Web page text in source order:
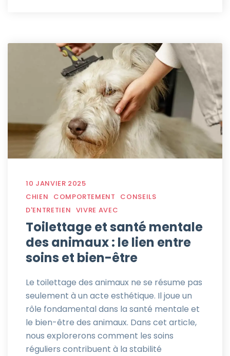
10 JANVIER 2025
CHIEN
COMPORTEMENT
CONSEILS
D'ENTRETIEN VIVRE AVEC
Toilettage et santé mentale
des animaux : le lien entre
soins et bien-être
Le toilettage des animaux ne se résume pas
seulement à un acte esthétique. Il joue un
rôle fondamental dans la santé mentale et
le bien-être des animaux. Dans cet article,
nous explorerons comment les soins
réguliers contribuent à la stabilité